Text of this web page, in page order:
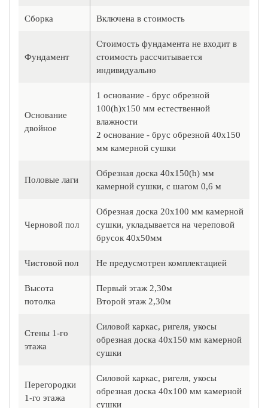
Сборка Включена в стоимость
Фундамент
Стоимость фундамента не входит в
стоимость рассчитывается
индивидуально
Основание
двойное
1 основание - брус обрезной
100(h)х150 мм естественной
влажности
2 основание - брус обрезной 40х150
мм камерной сушки
Половые лаги
Обрезная доска 40х150(h) мм
камерной сушки, с шагом 0,6 м
Черновой пол
Обрезная доска 20х100 мм камерной
сушки, укладывается на череповой
брусок 40х50мм
Чистовой пол Не предусмотрен комплектацией
Высота
потолка
Первый этаж 2,30м
Второй этаж 2,30м
Стены 1-го
этажа
Силовой каркас, ригеля, укосы
обрезная доска 40х150 мм камерной
сушки
Перегородки
1-го этажа
Силовой каркас, ригеля, укосы
обрезная доска 40х100 мм камерной
сушки